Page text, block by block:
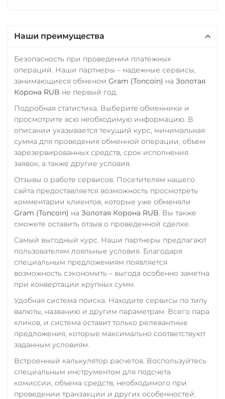
VeChain (VET)
Verge (XVG)
Wrapped Bitcoin (WBTC)
ERC20 AVAXC
Wrapped Ethereum
ERC20 AVAXC
BASE
CRO
Zcash (ZEC)
RUB UAH
РНКБ RUB
Россельхоз банк RUB
Русский Стандарт RUB
Сбербанк
СБП RUB
Совкомбанк RUB
Счет ИП/ООО
UAH RUB USD
CNY
Тинькофф
RUB
CASH-IN RUB
QR RUB
УкрСиббанк UAH
Фридом Банк KZT
Центр Кредит KZT
Элкарт KGS
Наши преимущества
Безопасность при проведении платежных
операций. Наши партнеры – надежные сервисы,
занимающиеся обменом Gram (Toncoin) на Золотая
Корона RUB не первый год.
Подробная статистика. Выберите обменники и
просмотрите всю необходимую информацию. В
описании указывается текущий курс, минимальная
сумма для проведения обменной операции, объем
зарезервированных средств, срок исполнения
заявок, а также другие условия.
Отзывы о работе сервисов. Посетителям нашего
сайта предоставляется возможность просмотреть
комментарии клиентов, которые уже обменяли
Gram (Toncoin) на Золотая Корона RUB. Вы также
сможете оставить отзыв о проведенной сделке.
Самый выгодный курс. Наши партнеры предлагают
пользователям лояльные условия. Благодаря
специальным предложениям появляется
возможность сэкономить – выгода особенно заметна
при конвертации крупных сумм.
Удобная система поиска. Находите сервисы по типу
валюты, названию и другим параметрам. Всего пара
кликов, и система оставит только релевантные
предложения, которые максимально соответствуют
заданным условиям.
Встроенный калькулятор расчетов. Воспользуйтесь
специальным инструментом для подсчета
комиссии, объема средств, необходимого при
проведении транзакции и других особенностей.